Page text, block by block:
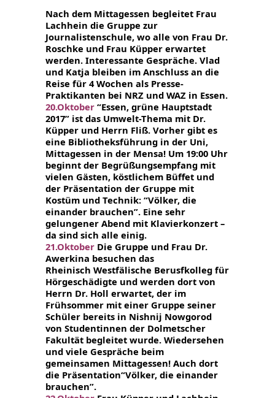
Nach dem Mittagessen begleitet Frau
Lachhein die Gruppe zur
Journalistenschule, wo alle von Frau Dr.
Roschke und Frau Küpper erwartet
werden. Interessante Gespräche. Vlad
und Katja bleiben im Anschluss an die
Reise für 4 Wochen als Presse-
Praktikanten bei NRZ und WAZ in Essen.
20.Oktober “Essen, grüne Hauptstadt
2017” ist das Umwelt-Thema mit Dr.
Küpper und Herrn Fliß. Vorher gibt es
eine Bibliotheksführung in der Uni,
Mittagessen in der Mensa! Um 19:00 Uhr
beginnt der Begrüßungsempfang mit
vielen Gästen, köstlichem Büffet und
der Präsentation der Gruppe mit
Kostüm und Technik: “Völker, die
einander brauchen”. Eine sehr
gelungener Abend mit Klavierkonzert –
da sind sich alle einig.
21.Oktober Die Gruppe und Frau Dr.
Awerkina besuchen das
Rheinisch Westfälische Berusfkolleg für
Hörgeschädigte und werden dort von
Herrn Dr. Holl erwartet, der im
Frühsommer mit einer Gruppe seiner
Schüler bereits in Nishnij Nowgorod
von Studentinnen der Dolmetscher
Fakultät begleitet wurde. Wiedersehen
und viele Gespräche beim
gemeinsamen Mittagessen! Auch dort
die Präsentation“Völker, die einander
brauchen”.